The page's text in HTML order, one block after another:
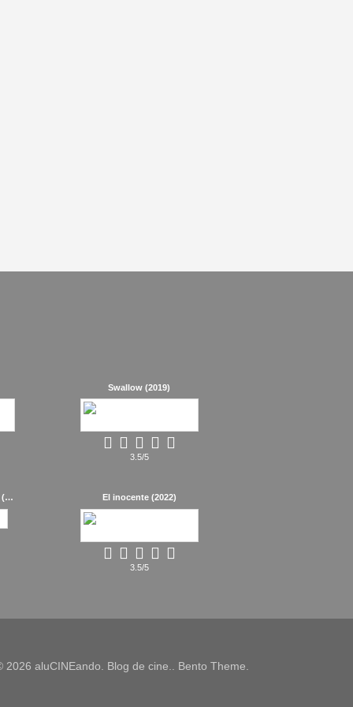
Swallow (2019)
3.5/5
La autopsia de Jane Doe (2016) El inocente (2022)
3.5/5
2026 aluCINEando. Blog de cine.. Bento Theme.